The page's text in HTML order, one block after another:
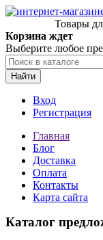
Товары
Корзина ждет
Выберите любое
Найти
Вход
Регистрация
Главная
Блог
Доставка
Оплата
Контакты
Карта сайта
Каталог